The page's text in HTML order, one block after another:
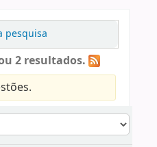
pesquisa
2 resultados.